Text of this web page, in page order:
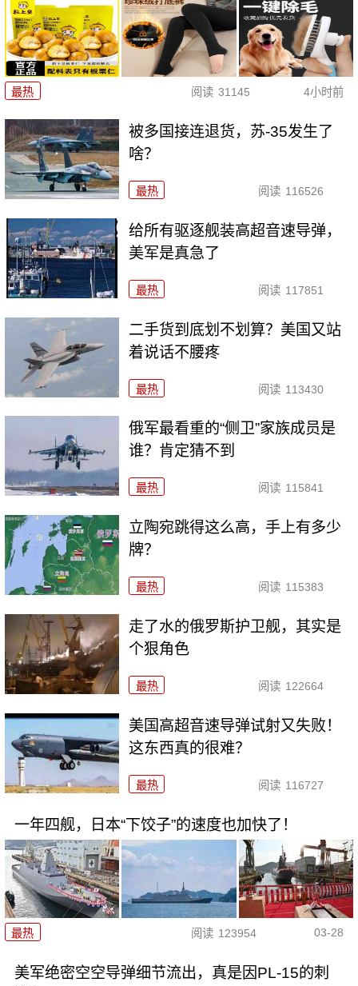
最热 阅读 31145 4小时前
被多国接连退货，苏-35发生了
啥？
最热 阅读 116526
给所有驱逐舰装高超音速导弹，
美军是真急了
最热 阅读 117851
二手货到底划不划算？美国又站
着说话不腰疼
最热 阅读 113430
俄军最看重的“侧卫”家族成员是
谁？肯定猜不到
最热 阅读 115841
立陶宛跳得这么高，手上有多少
牌？
最热 阅读 115383
走了水的俄罗斯护卫舰，其实是
个狠角色
最热 阅读 122664
美国高超音速导弹试射又失败！
这东西真的很难？
最热 阅读 116727
一年四舰，日本“下饺子”的速度也加快了！
最热 阅读 123954 03-28
美军绝密空空导弹细节流出，真是因PL-15的刺